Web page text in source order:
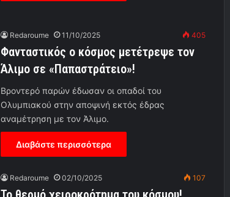
Redaroume 11/10/2025 405
Φανταστικός ο κόσμος μετέτρεψε τον
Άλιμο σε «Παπαστράτειο»!
Βροντερό παρών έδωσαν οι οπαδοί του
Ολυμπιακού στην αποψινή εκτός έδρας
αναμέτρηση με τον Άλιμο.
Διαβάστε περισσότερα
Redaroume 02/10/2025 107